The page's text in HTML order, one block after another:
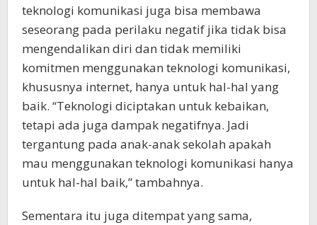
teknologi komunikasi juga bisa membawa
seseorang pada perilaku negatif jika tidak bisa
mengendalikan diri dan tidak memiliki
komitmen menggunakan teknologi komunikasi,
khususnya internet, hanya untuk hal-hal yang
baik. “Teknologi diciptakan untuk kebaikan,
tetapi ada juga dampak negatifnya. Jadi
tergantung pada anak-anak sekolah apakah
mau menggunakan teknologi komunikasi hanya
untuk hal-hal baik,” tambahnya.
Sementara itu juga ditempat yang sama,